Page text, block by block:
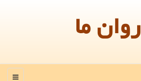
روان ما
منو